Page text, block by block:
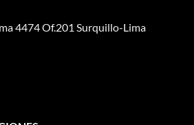
4474 Of.201 Surquillo-Lima